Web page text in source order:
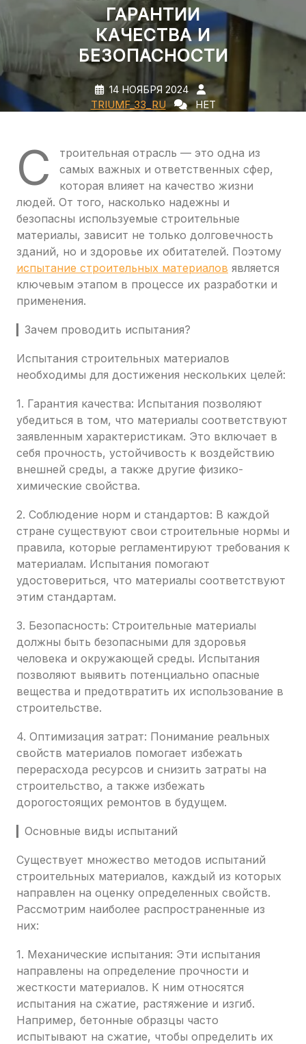
ГАРАНТИИ
КАЧЕСТВА И
БЕЗОПАСНОСТИ
14 НОЯБРЯ 2024
TRIUMF_33_RU
НЕТ
С
троительная отрасль — это одна из
самых важных и ответственных сфер,
которая влияет на качество жизни
людей. От того, насколько надежны и
безопасны используемые строительные
материалы, зависит не только долговечность
зданий, но и здоровье их обитателей. Поэтому
испытание строительных материалов является
ключевым этапом в процессе их разработки и
применения.
▎Зачем проводить испытания?
Испытания строительных материалов
необходимы для достижения нескольких целей:
1. Гарантия качества: Испытания позволяют
убедиться в том, что материалы соответствуют
заявленным характеристикам. Это включает в
себя прочность, устойчивость к воздействию
внешней среды, а также другие физико-
химические свойства.
2. Соблюдение норм и стандартов: В каждой
стране существуют свои строительные нормы и
правила, которые регламентируют требования к
материалам. Испытания помогают
удостовериться, что материалы соответствуют
этим стандартам.
3. Безопасность: Строительные материалы
должны быть безопасными для здоровья
человека и окружающей среды. Испытания
позволяют выявить потенциально опасные
вещества и предотвратить их использование в
строительстве.
4. Оптимизация затрат: Понимание реальных
свойств материалов помогает избежать
перерасхода ресурсов и снизить затраты на
строительство, а также избежать
дорогостоящих ремонтов в будущем.
▎Основные виды испытаний
Существует множество методов испытаний
строительных материалов, каждый из которых
направлен на оценку определенных свойств.
Рассмотрим наиболее распространенные из
них:
1. Механические испытания: Эти испытания
направлены на определение прочности и
жесткости материалов. К ним относятся
испытания на сжатие, растяжение и изгиб.
Например, бетонные образцы часто
испытывают на сжатие, чтобы определить их